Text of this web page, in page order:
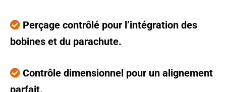
Perçage contrôlé pour l’intégration des
bobines et du parachute.
Contrôle dimensionnel pour un alignement
parfait.